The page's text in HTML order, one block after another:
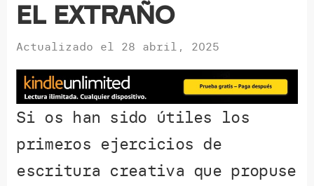
hablar
ciencia
ficción
El Extraño
Actualizado el 28 abril, 2025
Si os han sido útiles los
primeros ejercicios de
escritura creativa que propuse